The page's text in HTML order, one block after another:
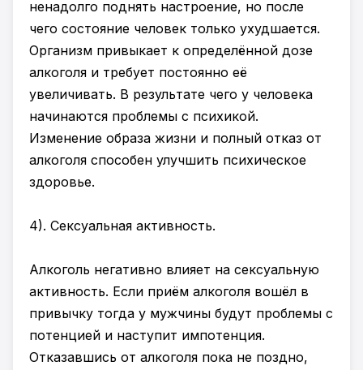
ненадолго поднять настроение, но после
чего состояние человек только ухудшается.
Организм привыкает к определённой дозе
алкоголя и требует постоянно её
увеличивать. В результате чего у человека
начинаются проблемы с психикой.
Изменение образа жизни и полный отказ от
алкоголя способен улучшить психическое
здоровье.
4). Сексуальная активность.
Алкоголь негативно влияет на сексуальную
активность. Если приём алкоголя вошёл в
привычку тогда у мужчины будут проблемы с
потенцией и наступит импотенция.
Отказавшись от алкоголя пока не поздно,